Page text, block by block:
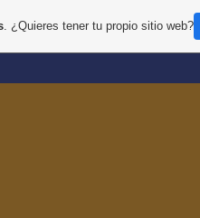
. ¿Quieres tener tu propio sitio web?